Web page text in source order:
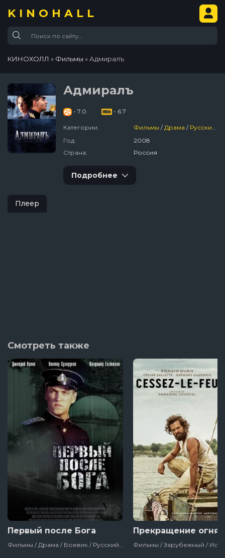
KINOHALL
КИНОХОЛЛ » Фильмы » Адмиралъ
Адмиралъ
- 7.0 - 6.7
Категории: Фильмы /Драма / Русский
Год:
2008
Страна:
Россия
Подробнее
Плеер
Смотреть также
Первый после Бога Прекращение огня